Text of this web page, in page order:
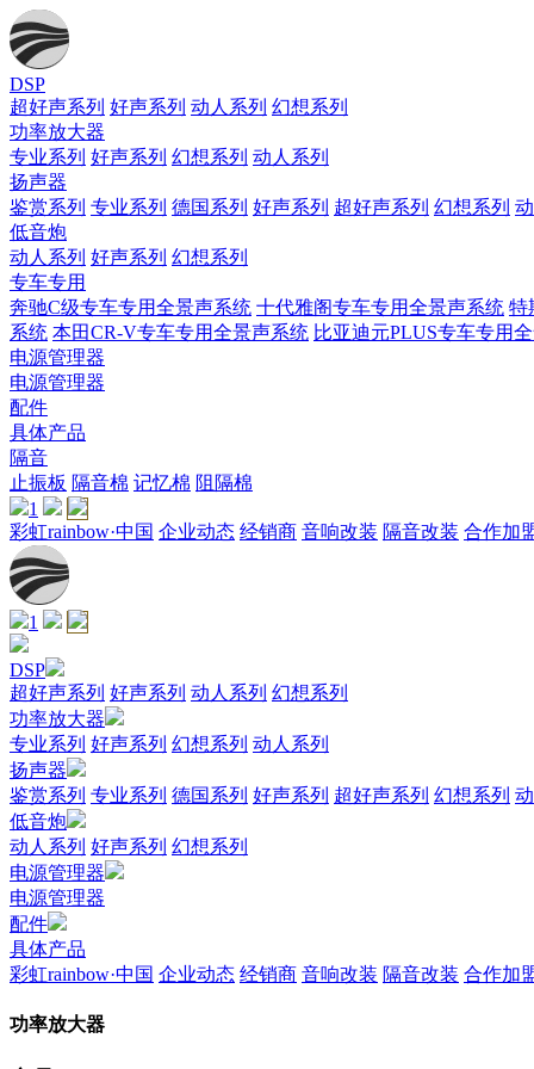
DSP
超好声系列 好声系列 动人系列 幻想系列
功率放大器
专业系列 好声系列 幻想系列 动人系列
扬声器
鉴赏系列 专业系列 德国系列 好声系列 超好声系列 幻想系列
低音炮
动人系列 好声系列 幻想系列
专车专用
奔驰C级专车专用全景声系统 十代雅阁专车专用全景声系统 特
系统 本田CR-V专车专用全景声系统 比亚迪元PLUS专车专用
电源管理器
电源管理器
配件
具体产品
隔音
止振板 隔音棉 记忆棉 阻隔棉
1
彩虹rainbow·中国 企业动态 经销商 音响改装 隔音改装 合作加
1
DSP
超好声系列 好声系列 动人系列 幻想系列
功率放大器
专业系列 好声系列 幻想系列 动人系列
扬声器
鉴赏系列 专业系列 德国系列 好声系列 超好声系列 幻想系列
低音炮
动人系列 好声系列 幻想系列
电源管理器
电源管理器
配件
具体产品
彩虹rainbow·中国 企业动态 经销商 音响改装 隔音改装 合作加
功率放大器